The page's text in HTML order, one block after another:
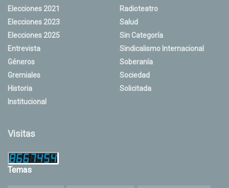
Elecciones 2021
Elecciones 2023
Elecciones 2025
Entrevista
Géneros
Gremiales
Historia
Institucional
Radioteatro
Salud
Sin Categoría
Sindicalismo Internacional
Soberanía
Sociedad
Solicitada
Visitas
Temas